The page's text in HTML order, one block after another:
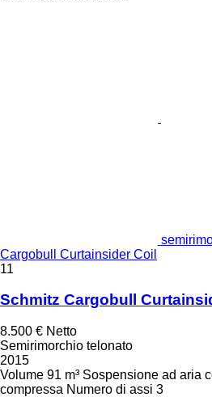
Cargobull Curtainsider Coil
11
Schmitz Cargobull
8.500 € Netto
Semirimorchio telonato
2015
Volume 91 m³ Sospensione ad aria
compressa Numero di assi 3